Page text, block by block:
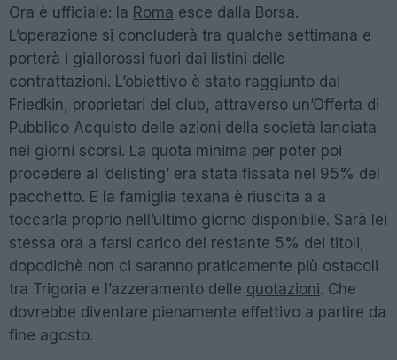
Ora è ufficiale: la Roma esce dalla Borsa.
L’operazione si concluderà tra qualche settimana e
porterà i giallorossi fuori dai listini delle
contrattazioni. L’obiettivo è stato raggiunto dai
Friedkin, proprietari del club, attraverso un’Offerta di
Pubblico Acquisto delle azioni della società lanciata
nei giorni scorsi. La quota minima per poter poi
procedere al ‘delisting’ era stata fissata nel 95% del
pacchetto. E la famiglia texana è riuscita a a
toccarla proprio nell’ultimo giorno disponibile. Sarà lei
stessa ora a farsi carico del restante 5% dei titoli,
dopodichè non ci saranno praticamente più ostacoli
tra Trigoria e l’azzeramento delle quotazioni. Che
dovrebbe diventare pienamente effettivo a partire da
fine agosto.